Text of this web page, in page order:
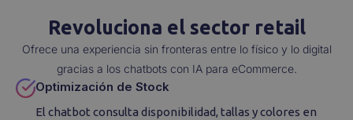
Revoluciona el sector retail
Ofrece una experiencia sin fronteras entre lo físico y lo digital
gracias a los chatbots con IA para eCommerce.
Optimización de Stock
El chatbot consulta disponibilidad, tallas y colores en